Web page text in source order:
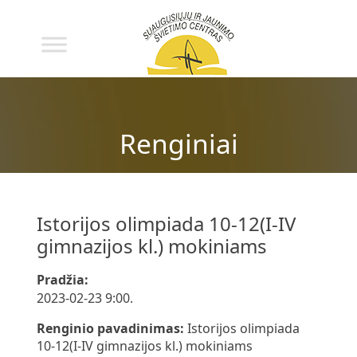
Renginiai
Istorijos olimpiada 10-12(I-IV
gimnazijos kl.) mokiniams
Pradžia:
2023-02-23 9:00.
Renginio pavadinimas: Istorijos olimpiada
10-12(I-IV gimnazijos kl.) mokiniams